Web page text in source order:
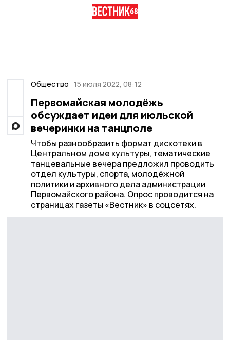
Общество 15 июля 2022, 08:12
Первомайская молодёжь
обсуждает идеи для июльской
вечеринки на танцполе
Чтобы разнообразить формат дискотеки в
Центральном доме культуры, тематические
танцевальные вечера предложил проводить
отдел культуры, спорта, молодёжной
политики и архивного дела администрации
Первомайского района. Опрос проводится на
страницах газеты «Вестник» в соцсетях.